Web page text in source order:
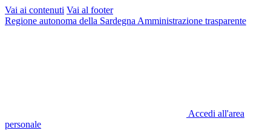
Vai ai contenuti Vai al footer
Regione autonoma della Sardegna Amministrazione trasparente
Accedi all'area
personale